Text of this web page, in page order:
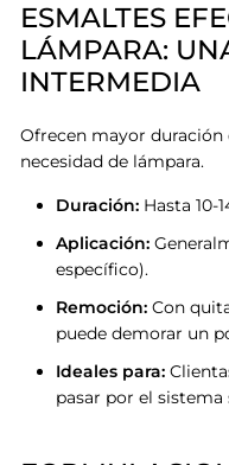
ESMALTES
LÁMPARA:
INTERMEDIA
Ofrecen mayor duración
necesidad de lámpara.
Duración: Hasta 10-
Aplicación:
específico).
Remoción: Con
puede demorar un
Ideales para:
pasar por el